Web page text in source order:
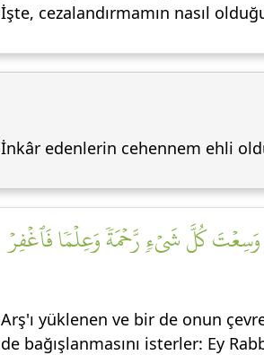
İşte, cezalandırmamın nasıl
İnkâr edenlerin cehennem ehli
وَسِعۡتَ كُلَّ شَيۡءٖ رَّحۡمَةٗ وَعِلۡمٗا فَٱغۡفِرۡ
Arş'ı yüklenen ve bir de onun
de bağışlanmasını isterler: Ey